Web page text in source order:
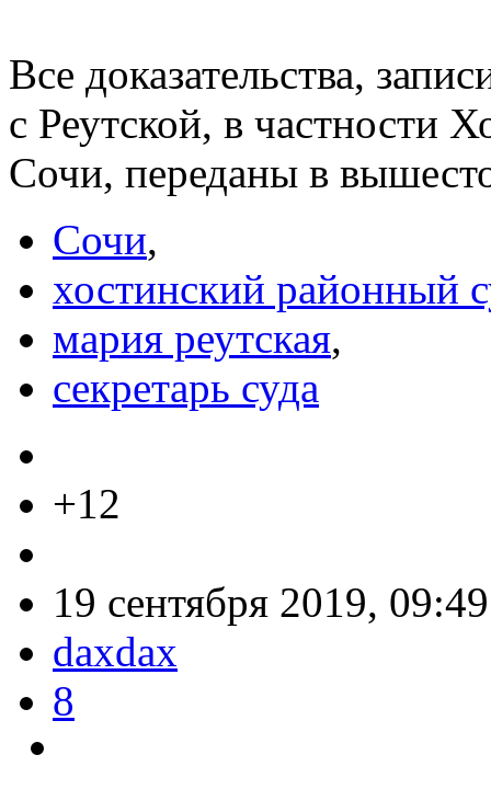
Все доказательства,
с Реутской, в частности
Сочи, переданы в
Сочи,
хостинский районный
мария реутская,
секретарь суда
+12
19 сентября 2019, 09:49
daxdax
8